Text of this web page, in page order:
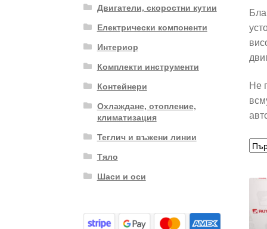
Не
Двигатели, скоростни кутии
Електрически компоненти
Интериор
Комплекти инструменти
Контейнери
Охлаждане, отопление,
климатизация
Теглич и въжени линии
Тяло
Шаси и оси